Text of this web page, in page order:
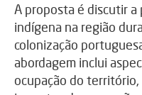
A proposta é discutir a
indígena na região
colonização
abordagem inclui
ocupação do território,